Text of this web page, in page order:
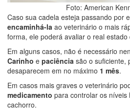
Foto: American
Caso sua cadela esteja passando por
encaminhá-la ao veterinário o mais
forma, ele poderá avaliar o real estado
Em alguns casos, não é necessário
Carinho e paciência são o suficiente,
desaparecem em no máximo 1 mês.
Em casos mais graves o veterinário
medicamento para controlar os níveis
cachorro.